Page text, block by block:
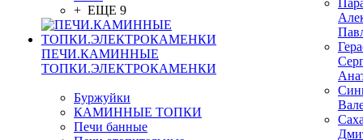
+ ЕЩЕ 9
ПЕЧИ.КАМИННЫЕ
ТОПКИ.ЭЛЕКТРОКАМЕНКИ
Буржуйки
КАМИННЫЕ ТОПКИ
Печи банные